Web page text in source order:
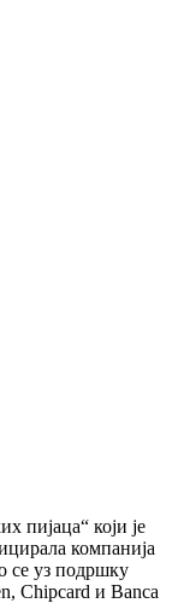
пијаца“ који је
компанија
се уз подршку
Chipcard и Banca